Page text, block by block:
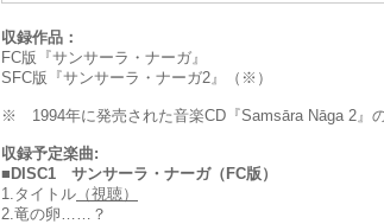
収録作品：
FC版『サンサーラ・ナーガ』
SFC版『サンサーラ・ナーガ2』（※）
※ 1994年に発売された音楽CD『Samsāra Nāga 2』
収録予定楽曲:
■DISC1 サンサーラ・ナーガ（FC版）
1.タイトル （視聴）
2.竜の卵……？